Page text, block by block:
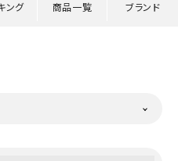
ング 商品一覧 ブランド